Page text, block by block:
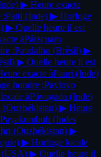
▶ Heure exacte
:Patti (Inde) ▶ Horloge
▶ Quelle heure il est
àPátzcuaro
:Paudalho (Brésil) ▶
▶ Quelle heure il est
exacte àPauri (Inde)
horaire :Pavlovo
àPāvugada (Inde)
(Ouzbékistan) ▶ Heure
Payakumbuh (Indes
(Ouzbékistan) ▶
▶ Horloge locale
(USA) ▶ Quelle heure il